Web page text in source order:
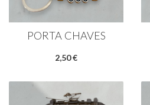
PORTA CHAVES
2,50 €